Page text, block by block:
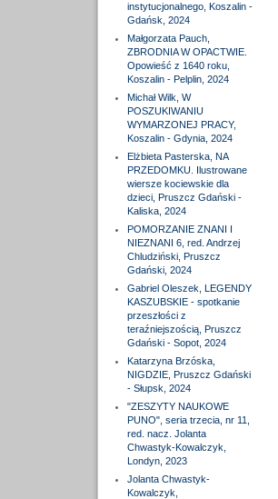
instytucjonalnego, Koszalin -
Gdańsk, 2024
Małgorzata Pauch,
ZBRODNIA W OPACTWIE.
Opowieść z 1640 roku,
Koszalin - Pelplin, 2024
Michał Wilk, W
POSZUKIWANIU
WYMARZONEJ PRACY,
Koszalin - Gdynia, 2024
Elżbieta Pasterska, NA
PRZEDOMKU. Ilustrowane
wiersze kociewskie dla
dzieci, Pruszcz Gdański -
Kaliska, 2024
POMORZANIE ZNANI I
NIEZNANI 6, red. Andrzej
Chludziński, Pruszcz
Gdański, 2024
Gabriel Oleszek, LEGENDY
KASZUBSKIE - spotkanie
przeszłości z
teraźniejszością, Pruszcz
Gdański - Sopot, 2024
Katarzyna Brzóska,
NIGDZIE, Pruszcz Gdański
- Słupsk, 2024
"ZESZYTY NAUKOWE
PUNO", seria trzecia, nr 11,
red. nacz. Jolanta
Chwastyk-Kowalczyk,
Londyn, 2023
Jolanta Chwastyk-
Kowalczyk,